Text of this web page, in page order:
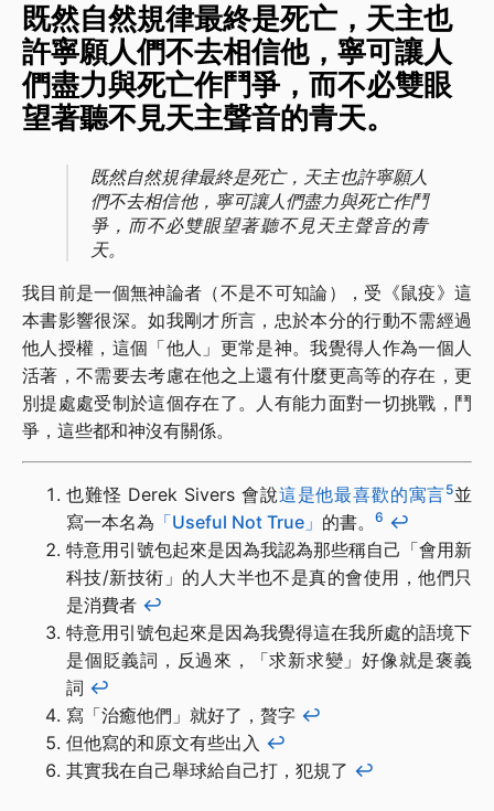
既然自然規律最終是死亡，天主也
許寧願人們不去相信他，寧可讓人
們盡力與死亡作鬥爭，而不必雙眼
望著聽不見天主聲音的青天。
既然自然規律最終是死亡，天主也許寧願人
們不去相信他，寧可讓人們盡力與死亡作鬥
爭，而不必雙眼望著聽不見天主聲音的青
天。
我目前是一個無神論者（不是不可知論），受《鼠疫》這
本書影響很深。如我剛才所言，忠於本分的行動不需經過
他人授權，這個「他人」更常是神。我覺得人作為一個人
活著，不需要去考慮在他之上還有什麼更高等的存在，更
別提處處受制於這個存在了。人有能力面對一切挑戰，鬥
爭，這些都和神沒有關係。
也難怪 Derek Sivers 會說這是他最喜歡的寓言5並
寫一本名為 「Useful Not True」 的書。 6 ↩︎
特意用引號包起來是因為我認為那些稱自己「會用新
科技/新技術」的人大半也不是真的會使用，他們只
是消費者 ↩︎
特意用引號包起來是因為我覺得這在我所處的語境下
是個貶義詞，反過來，「求新求變」好像就是褒義
詞 ↩︎
寫「治癒他們」就好了，贅字 ↩︎
但他寫的和原文有些出入 ↩︎
其實我在自己舉球給自己打，犯規了 ↩︎